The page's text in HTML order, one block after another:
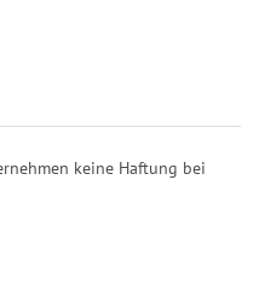
keine Haftung bei